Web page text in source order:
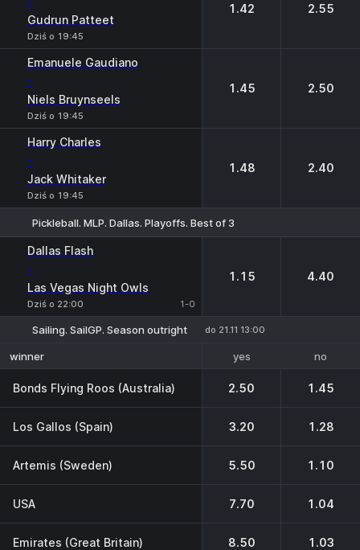
Gudrun Patteet
Dziś o 19:45
1.42 2.55
Emanuele Gaudiano
-
Niels Bruynseels
Dziś o 19:45
1.45 2.50
Harry Charles
-
Jack Whitaker
Dziś o 19:45
1.48 2.40
Pickleball. MLP. Dallas. Playoffs. Best of 3
Dallas Flash
-
Las Vegas Night Owls
Dziś o 22:00 1-0
1.15 4.40
Sailing. SailGP. Season outright do 21.11 13:00
winner yes no
Bonds Flying Roos (Australia) 2.50 1.45
Los Gallos (Spain) 3.20 1.28
Artemis (Sweden) 5.50 1.10
USA 7.70 1.04
Emirates (Great Britain) 8.50 1.03